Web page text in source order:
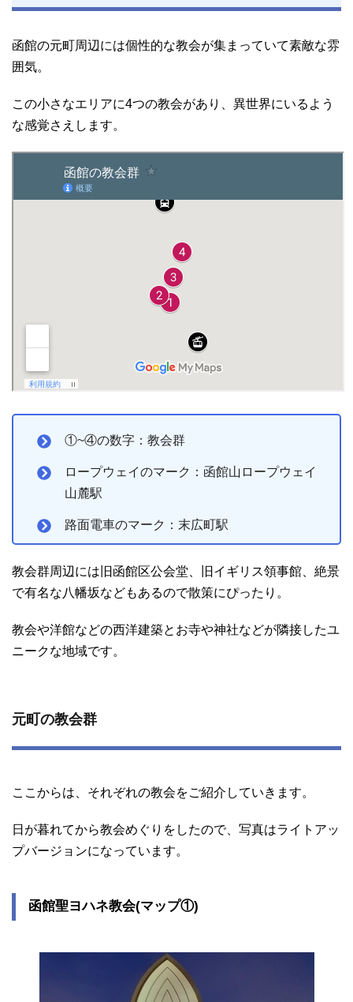
函館の元町周辺には個性的な教会が集まっていて素敵な雰
囲気。
この小さなエリアに4つの教会があり、異世界にいるよう
な感覚さえします。
①~④の数字：教会群
ロープウェイのマーク：函館山ロープウェイ
山麓駅
路面電車のマーク：末広町駅
教会群周辺には旧函館区公会堂、旧イギリス領事館、絶景
で有名な八幡坂などもあるので散策にぴったり。
教会や洋館などの西洋建築とお寺や神社などが隣接したユ
ニークな地域です。
元町の教会群
ここからは、それぞれの教会をご紹介していきます。
日が暮れてから教会めぐりをしたので、写真はライトアッ
プバージョンになっています。
函館聖ヨハネ教会(マップ①)